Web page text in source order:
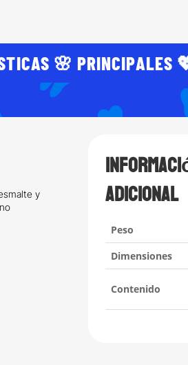
🌸 PRINCIPALES
y
adicional
Peso
Dimensiones
Contenido